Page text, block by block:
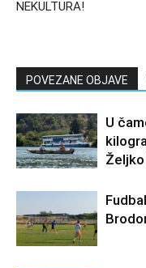
NEKULTURA!
POVEZANE OBJAVE
U